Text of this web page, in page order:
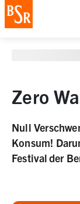
staging deployment
Zero
Null
Konsum!
Festival der